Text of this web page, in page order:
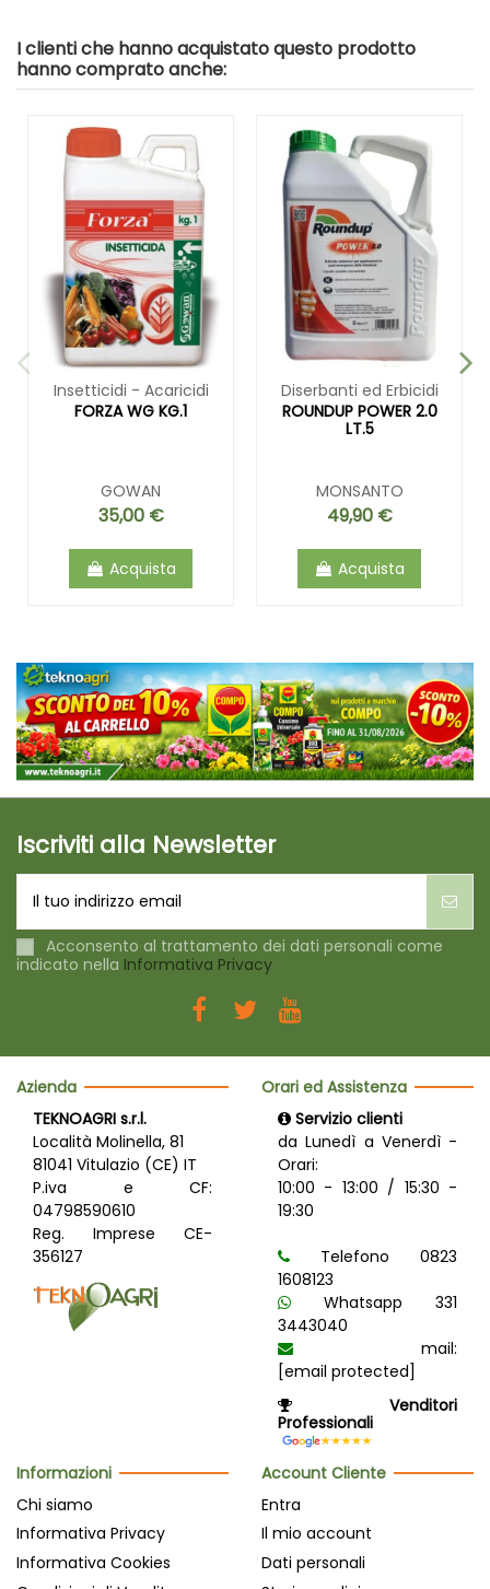
I clienti che hanno acquistato questo prodotto
hanno comprato anche:
Insetticidi - Acaricidi
FORZA WG KG.1
GOWAN
35,00 €
Acquista
Diserbanti ed Erbicidi
ROUNDUP POWER 2.0
LT.5
MONSANTO
49,90 €
Acquista
Iscriviti alla Newsletter
Acconsento al trattamento dei dati personali come
indicato nella Informativa Privacy
Azienda
TEKNOAGRI s.r.l.
Località Molinella, 81
81041 Vitulazio (CE) IT
P.iva e CF:
04798590610
Reg. Imprese CE-
356127
Orari ed Assistenza
Servizio clienti
da Lunedì a Venerdì -
Orari:
10:00 - 13:00 / 15:30 -
19:30
Telefono 0823
1608123
Whatsapp 331
3443040
mail:
[email protected]
Venditori
Professionali
Informazioni
Chi siamo
Informativa Privacy
Informativa Cookies
Account Cliente
Entra
Il mio account
Dati personali